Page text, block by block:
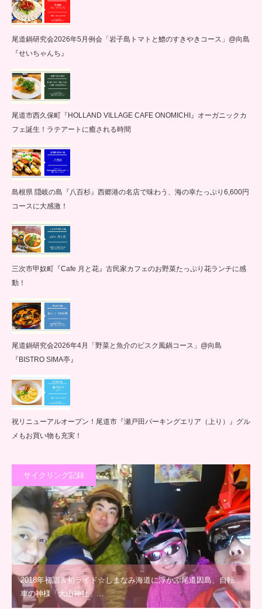
尾道鍋研究会2026年5月例会「岩子島トマトと鱧のすきやきコース」@向島
『せいちゃんち』
尾道市西久保町『HOLLAND VILLAGE CAFE ONOMICHI』オーガニックカ
フェ誕生！ラテアートに癒される時間
島根県 隠岐の島『八百杉』西郷港の名店で味わう、海の幸たっぷり6,600円
コースに大感激！
三次市甲奴町『Cafe 月と花』古民家カフェのお野菜たっぷり花ランチに感
動！
尾道鍋研究会2026年4月「野菜と魚介のビスク風鍋コース」@向島
『BISTRO SIMA亭』
祝リニューアルオープン！尾道市『瀬戸田パーキングエリア（上り）』グル
メもお買い物も充実！
サイクリング記録
2018年初詣＆初ライド☆しまなみ海道に浮かぶ尾道因島、自転
車の神様「大山神社」…